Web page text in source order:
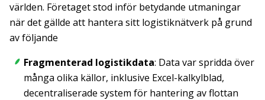
världen. Företaget stod inför betydande utmaningar
när det gällde att hantera sitt logistiknätverk på grund
av följande
Fragmenterad logistikdata: Data var spridda över
många olika källor, inklusive Excel-kalkylblad,
decentraliserade system för hantering av flottan